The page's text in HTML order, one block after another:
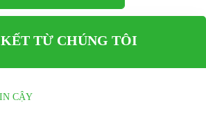
TỪ CHÚNG TÔI
CẬY